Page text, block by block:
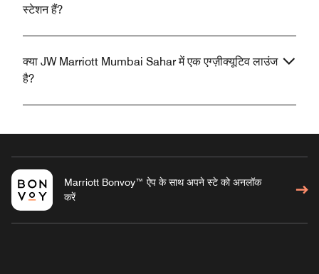
स्टेशन हैं?
क्या JW Marriott Mumbai Sahar में एक एग्ज़ीक्यूटिव लाउंज
है?
Marriott Bonvoy™ ऐप के साथ अपने स्टे को अनलॉक
करें